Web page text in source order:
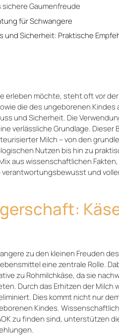
sichere Gaumenfreude
für Schwangere
und Sicherheit: Praktische
möchte, steht oft vor der
die des ungeborenen Kindes
und Sicherheit. Die
verlässliche Grundlage. Dieser
Milch – von den
Nutzen bis hin zu
aus wissenschaftlichen
und
zu den kleinen Freuden
eine zentrale Rolle.
zu Rohmilchkäse, da sie
Durch das Erhitzen der Milch
Dies kommt nicht nur
Kindes.
zu finden sind, unterstützen